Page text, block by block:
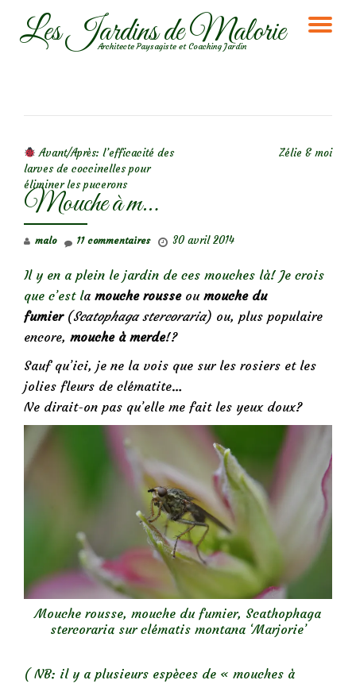
AllerLes Jardins de Malorie
Architecte Paysagiste et Coaching Jardin
Avant/Après: l’efficacité des
larves de coccinelles pour
éliminer les pucerons
Zélie & moi
Mouche à m…
malo 30 avril 2014
11 commentaires
Il y en a plein le jardin de ces mouches là! Je crois
que c’est la mouche rousse ou mouche du
fumier(Scatophaga stercoraria) ou, plus populaire
encore, mouche à merde!?
Sauf qu’ici, je ne la vois que sur les rosiers et les
jolies fleurs de clématite…
Ne dirait-on pas qu’elle me fait les yeux doux?
Mouche rousse, mouche du fumier, Scathophaga
stercoraria sur clématis montana ‘Marjorie’
( NB: il y a plusieurs espèces de « mouches à